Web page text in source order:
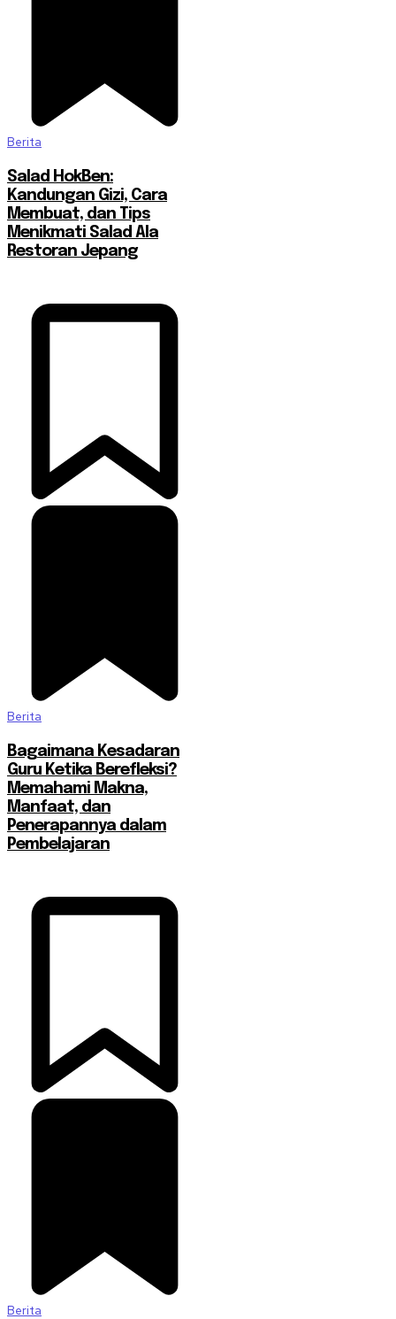
Berita
Salad HokBen:
Kandungan Gizi, Cara
Membuat, dan Tips
Menikmati Salad Ala
Restoran Jepang
Berita
Bagaimana Kesadaran
Guru Ketika Berefleksi?
Memahami Makna,
Manfaat, dan
Penerapannya dalam
Pembelajaran
Berita